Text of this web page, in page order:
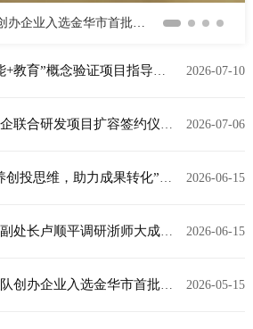
工学院李熹平教授团队创办企业入选金华市首批“金科龙”科技百强
”概念验证项目指导交流活动 2026-07-10
扩容签约仪式暨概念验证项目推进座谈会 2026-07-06
思维，助力成果转化”主题讲座 2026-06-15
卢顺平调研浙师大成果转化工作 2026-06-15
业入选金华市首批“金科龙”科技百强 2026-05-15